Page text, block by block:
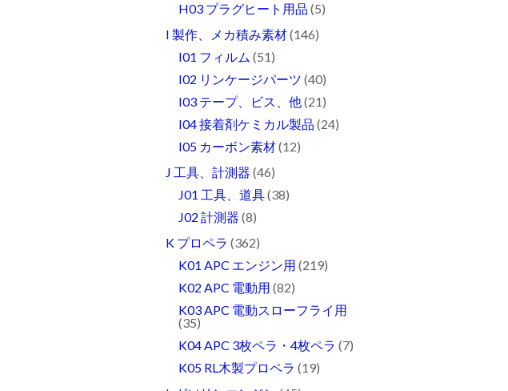
H03 プラグヒート用品 (5)
I 製作、メカ積み素材(146)
I01 フィルム (51)
I02 リンケージパーツ (40)
I03 テープ、ビス、他(21)
I04 接着剤ケミカル製品 (24)
I05 カーボン素材(12)
J 工具、計測器 (46)
J01 工具、道具(38)
J02 計測器 (8)
K プロペラ (362)
K01 APC エンジン用 (219)
K02 APC 電動用 (82)
K03 APC 電動スローフライ用
(35)
K04 APC 3枚ペラ・4枚ペラ (7)
K05 RL木製プロペラ (19)